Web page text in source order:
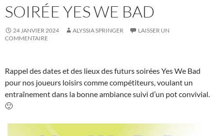
SOIRÉE YES WE BAD
24 JANVIER 2024 ALYSSIA SPRINGER
LAISSER UN
COMMENTAIRE
Rappel des dates et des lieux des futurs soirées Yes We Bad
pour nos joueurs loisirs comme compétiteurs, voulant un
entraînement dans la bonne ambiance suivi d’un pot convivial.
🙂